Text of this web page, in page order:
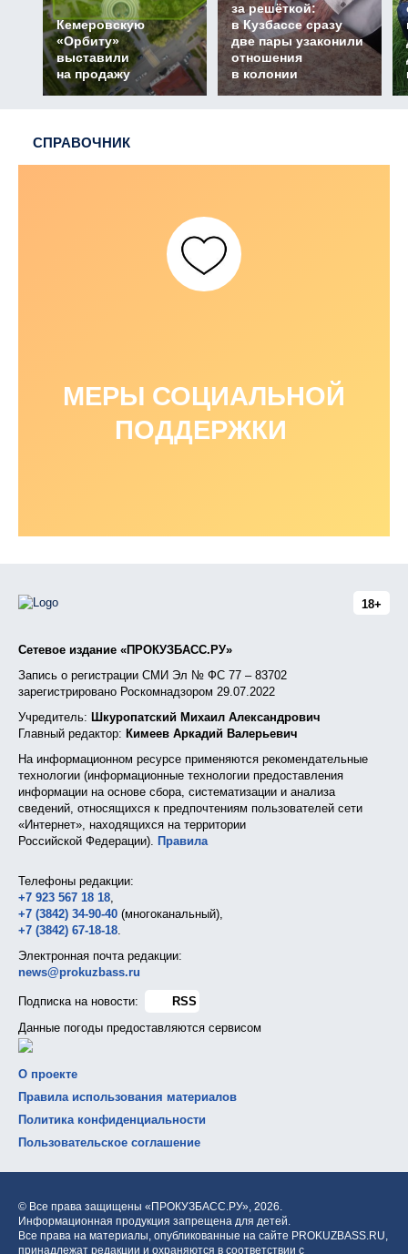
Кемеровскую
«Орбиту»
выставили
на продажу
за решёткой:
в Кузбассе сразу
две пары узаконили
отношения
в колонии
СПРАВОЧНИК
МЕРЫ СОЦИАЛЬНОЙ
ПОДДЕРЖКИ
18+
Сетевое издание «ПРОКУЗБАСС.РУ»
Запись о регистрации СМИ Эл № ФС 77 – 83702
зарегистрировано Роскомнадзором 29.07.2022
Учредитель: Шкуропатский Михаил Александрович
Главный редактор: Кимеев Аркадий Валерьевич
На информационном ресурсе применяются рекомендательные
технологии (информационные технологии предоставления
информации на основе сбора, систематизации и анализа
сведений, относящихся к предпочтениям пользователей сети
«Интернет», находящихся на территории
Российской Федерации). Правила
Телефоны редакции:
+7 923 567 18 18,
+7 (3842) 34-90-40 (многоканальный),
+7 (3842) 67-18-18.
Электронная почта редакции:
news@prokuzbass.ru
Подписка на новости:
RSS
Данные погоды предоставляются сервисом
О проекте
Правила использования материалов
Политика конфиденциальности
Пользовательское соглашение
© Все права защищены «ПРОКУЗБАСС.РУ», 2026.
Информационная продукция запрещена для детей.
Все права на материалы, опубликованные на сайте PROKUZBASS.RU,
принадлежат редакции и охраняются в соответствии с